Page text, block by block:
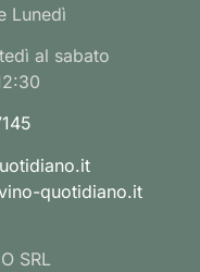
Lunedì
al sabato
quotidiano.it
SRL